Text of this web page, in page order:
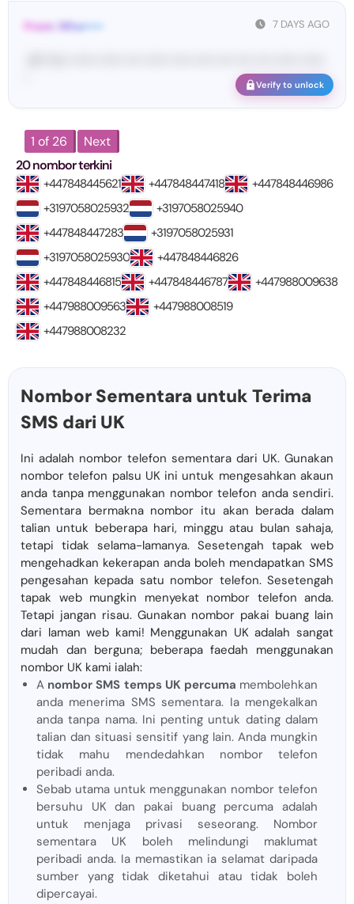
7 DAYS AGO
From: Wha•••••
Verify to unlock
1 of 26
Next
20 nombor terkini
+447848445621 +447848447418
+447848446986
+3197058025932
+3197058025940
+447848447283
+3197058025931
+3197058025930
+447848446826
+447848446815
+447848446787
+447988009638
+447988009563
+447988008519
+447988008232
Nombor Sementara untuk Terima
SMS dari UK
Ini adalah nombor telefon sementara dari UK. Gunakan
nombor telefon palsu UK ini untuk mengesahkan akaun
anda tanpa menggunakan nombor telefon anda sendiri.
Sementara bermakna nombor itu akan berada dalam
talian untuk beberapa hari, minggu atau bulan sahaja,
tetapi tidak selama-lamanya. Sesetengah tapak web
mengehadkan kekerapan anda boleh mendapatkan SMS
pengesahan kepada satu nombor telefon. Sesetengah
tapak web mungkin menyekat nombor telefon anda.
Tetapi jangan risau. Gunakan nombor pakai buang lain
dari laman web kami! Menggunakan UK adalah sangat
mudah dan berguna; beberapa faedah menggunakan
nombor UK kami ialah:
A nombor SMS temps UK percuma membolehkan
anda menerima SMS sementara. Ia mengekalkan
anda tanpa nama. Ini penting untuk dating dalam
talian dan situasi sensitif yang lain. Anda mungkin
tidak mahu mendedahkan nombor telefon
peribadi anda.
Sebab utama untuk menggunakan nombor telefon
bersuhu UK dan pakai buang percuma adalah
untuk menjaga privasi seseorang. Nombor
sementara UK boleh melindungi maklumat
peribadi anda. Ia memastikan ia selamat daripada
sumber yang tidak diketahui atau tidak boleh
dipercayai.